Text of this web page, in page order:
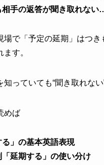
相手の返答が聞き取れない
場で「予定の延期」はつ
す。
知っていても“聞き取れな
めば
る」の基本英語表現
「延期する」の使い分け